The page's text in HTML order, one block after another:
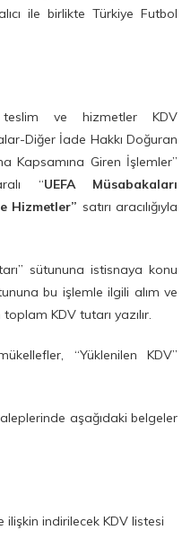
ile birlikte Türkiye Futbol
teslim ve hizmetler KDV
Diğer İade Hakkı Doğuran
Kapsamına Giren İşlemler”
“UEFA Müsabakaları
Hizmetler” satırı aracılığıyla
sütununa istisnaya konu
bu işlemle ilgili alım ve
KDV tutarı yazılır.
“Yüklenilen KDV”
aşağıdaki belgeler
indirilecek KDV listesi